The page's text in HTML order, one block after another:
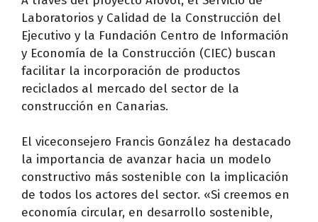
Laboratorios y Calidad de la Construcción del
Ejecutivo y la Fundación Centro de Información
y Economía de la Construcción (CIEC) buscan
facilitar la incorporación de productos
reciclados al mercado del sector de la
construcción en Canarias.
El viceconsejero Francis González ha destacado
la importancia de avanzar hacia un modelo
constructivo más sostenible con la implicación
de todos los actores del sector. «Si creemos en
economía circular, en desarrollo sostenible,